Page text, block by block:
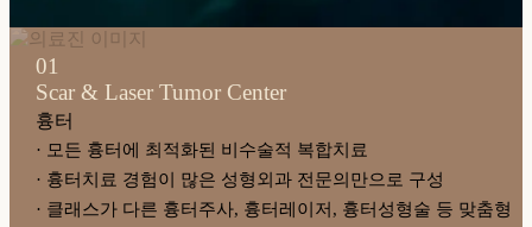
01
Scar & Laser Tumor Center
흉터
· 모든 흉터에 최적화된 비수술적 복합치료
· 흉터치료 경험이 많은 성형외과 전문의만으로 구성
· 클래스가 다른 흉터주사, 흉터레이저, 흉터성형술 등 맞춤형